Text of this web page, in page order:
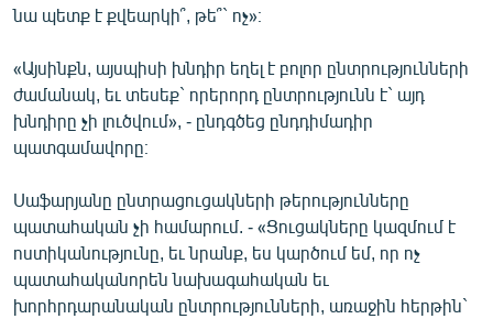
նա պետք է քվեարկի՞, թե՞` ոչ»։
«Այսինքն, այսպիսի խնդիր եղել է բոլոր ընտրությունների
ժամանակ, եւ տեսեք` որերորդ ընտրությունն է` այդ
խնդիրը չի լուծվում», - ընդգծեց ընդդիմադիր
պատգամավորը։
Սաֆարյանը ընտրացուցակների թերությունները
պատահական չի համարում. - «Ցուցակները կազմում է
ոստիկանությունը, եւ նրանք, ես կարծում եմ, որ ոչ
պատահականորեն նախագահական եւ
խորհրդարանական ընտրությունների, առաջին հերթին`